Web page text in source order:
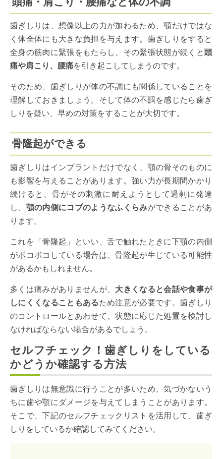
歯ぎしりは、想像以上の力が加わるため、顎だけではな
く体全体にも大きな負担を与えます。歯ぎしりをすると
全身の筋肉に緊張をもたらし、その緊張状態が続くと頭
痛や肩こり、腰痛を引き起こしてしまうのです。
そのため、歯ぎしりが体の不調にも関係していることを
理解しておきましょう。そして体の不調を感じたら歯ぎ
しりを疑い、早めの対策をすることが大切です。
骨隆起ができる
歯ぎしりはインプラントだけでなく、顎の骨そのものに
も影響を与えることがあります。強い力が長期間かかり
続けると、骨がその刺激に耐えようとして過剰に発達
し、 顎の内側にコブのようなふくらみができることがあ
ります。
これを「骨隆起」といい、舌で触れたときに下顎の内側
がボコボコしている場合は、骨隆起が生じている可能性
があるかもしれません。
多くは痛みがありませんが、 大きくなると会話や食事が
しにくくなることもあるため注意が必要です。歯ぎしり
のコントロールとあわせて、状態に応じた処置を検討し
なければならない場合があるでしょう。
セルフチェック！歯ぎしりをしている
かどうか確認する方法
歯ぎしりは無意識に行うことが多いため、気づかないう
ちに歯や顎にダメージを与えてしまうことがあります。
そこで、下記のセルフチェックリストを活用して、歯ぎ
しりをしているか確認してみてください。